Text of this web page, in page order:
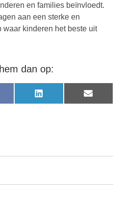
en families beïnvloedt.
aan een sterke en
waar kinderen het beste uit
dan op:
LinkedIn Email